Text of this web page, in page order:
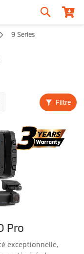
9 Series
Pro
exceptionnelle,
Filtre